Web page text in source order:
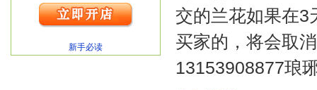
新手必读
交的兰花如果在3
买家的，将会取
13153908877琅